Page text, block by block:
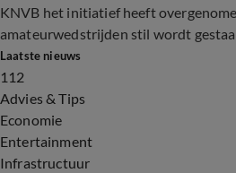
KNVB het initiatief heeft
amateurwedstrijden stil wordt
Laatste nieuws
112
Advies & Tips
Economie
Entertainment
Infrastructuur